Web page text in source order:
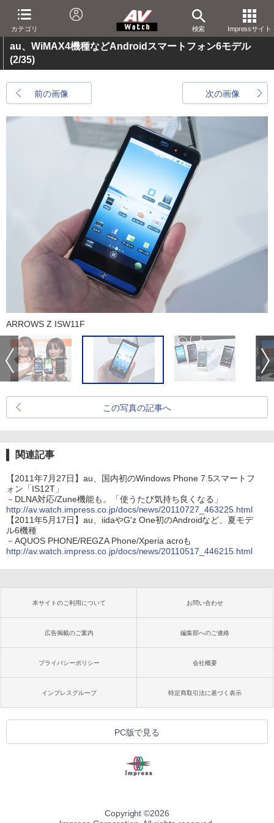
カテゴリ 検索 Impressサイト
au、WiMAX4機種などAndroidスマートフォン6モデル
(2/35)
前の画像 次の画像
ARROWS Z ISW11F
この写真の記事へ
関連記事
【2011年7月27日】au、国内初のWindows Phone 7.5スマートフ
ォン「IS12T」
－DLNA対応/Zune機能も。「使うたび気持ち良くなる」
http://av.watch.impress.co.jp/docs/news/20110727_463225.html
【2011年5月17日】au、iidaやG'z One初のAndroidなど、夏モデ
ル6機種
－AQUOS PHONE/REGZA Phone/Xperia acroも
http://av.watch.impress.co.jp/docs/news/20110517_446215.html
本サイトのご利用について お問い合わせ
広告掲載のご案内 編集部へのご連絡
プライバシーポリシー 会社概要
インプレスグループ 特定商取引法に基づく表示
PC版で見る
Copyright ©2026